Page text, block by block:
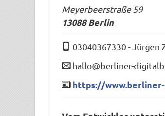
Meyerbeerstraße 59
13088Berlin
03040367330-Jürgen
hallo@berliner-
https://